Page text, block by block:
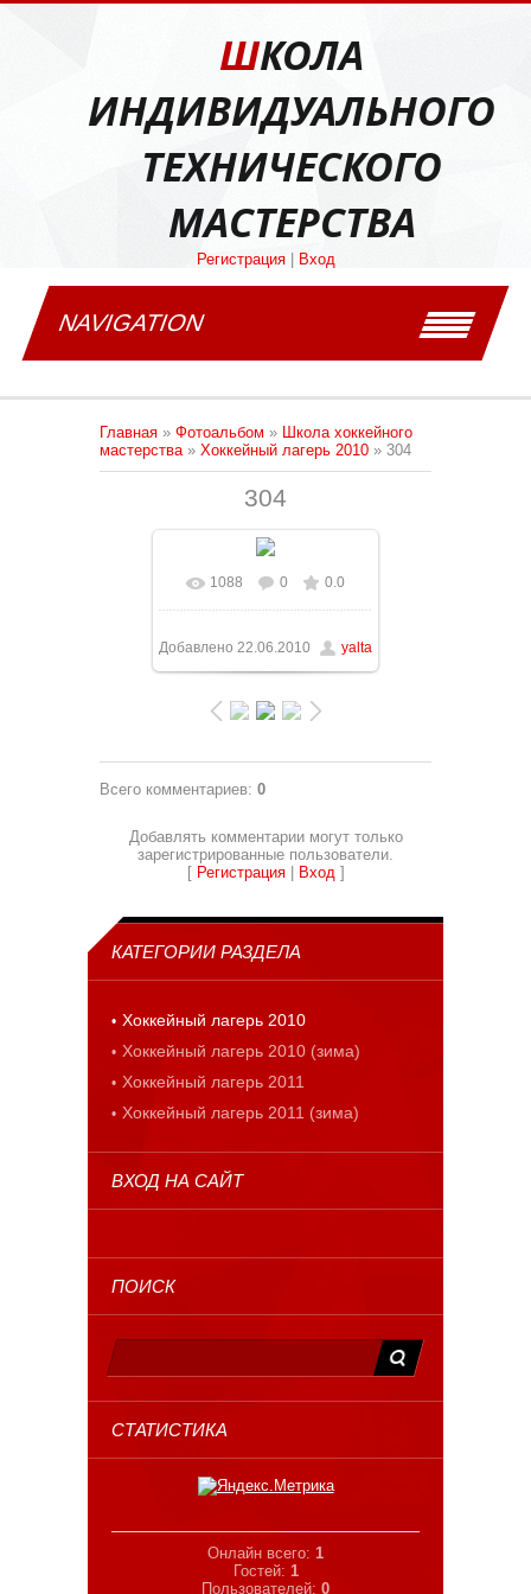
ШКОЛА
ИНДИВИДУАЛЬНОГО
ТЕХНИЧЕСКОГО
МАСТЕРСТВА
Регистрация| Вход
NAVIGATION
Главная » Фотоальбом » Школа хоккейного
мастерства» Хоккейный лагерь 2010 » 304
304
В реальном размере
1228x921/ 130.4Kb
1088 0 0.0
Добавлено 22.06.2010 yalta
Всего комментариев: 0
Добавлять комментарии могут только
зарегистрированные пользователи.
[ Регистрация| Вход ]
КАТЕГОРИИ РАЗДЕЛА
Хоккейный лагерь 2010
Хоккейный лагерь 2010 (зима)
Хоккейный лагерь 2011
Хоккейный лагерь 2011 (зима)
ВХОД НА САЙТ
ПОИСК
СТАТИСТИКА
Онлайн всего: 1
Гостей: 1
Пользователей: 0